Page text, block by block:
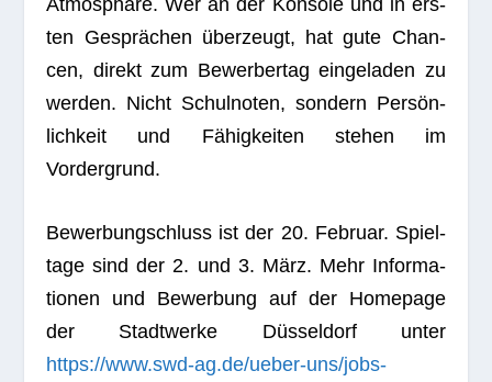
ten Gesprä­chen über­zeugt, hat gute Chan­
cen, direkt zum Bewer­ber­tag ein­ge­la­den zu
wer­den. Nicht Schul­no­ten, son­dern Per­sön­
lich­keit und Fähig­kei­ten ste­hen im
Vordergrund.
Bewer­bung­schluss ist der 20. Februar. Spiel­
tage sind der 2. und 3. März. Mehr Infor­ma­
tio­nen und Bewer­bung auf der Home­page
der Stadt­werke Düs­sel­dorf unter
https://www.swd-ag.de/ueber-uns/jobs-